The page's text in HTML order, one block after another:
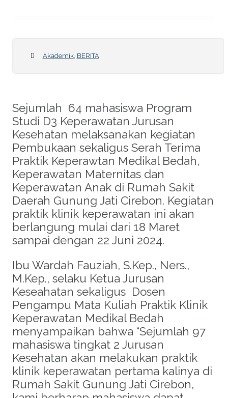
Akademik, BERITA
Sejumlah 64 mahasiswa Program
Studi D3 Keperawatan Jurusan
Kesehatan melaksanakan kegiatan
Pembukaan sekaligus Serah Terima
Praktik Keperawtan Medikal Bedah,
Keperawatan Maternitas dan
Keperawatan Anak di Rumah Sakit
Daerah Gunung Jati Cirebon. Kegiatan
praktik klinik keperawatan ini akan
berlangung mulai dari 18 Maret
sampai dengan 22 Juni 2024.
Ibu Wardah Fauziah, S.Kep., Ners.,
M.Kep., selaku Ketua Jurusan
Keseahatan sekaligus Dosen
Pengampu Mata Kuliah Praktik Klinik
Keperawatan Medikal Bedah
menyampaikan bahwa “Sejumlah 97
mahasiswa tingkat 2 Jurusan
Kesehatan akan melakukan praktik
klinik keperawatan pertama kalinya di
Rumah Sakit Gunung Jati Cirebon,